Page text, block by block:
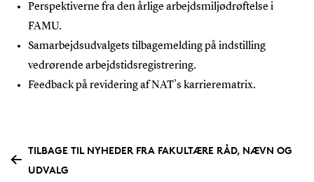
Perspektiverne fra den årlige arbejdsmiljødrøftelse i
FAMU.
Samarbejdsudvalgets tilbagemelding på indstilling
vedrørende arbejdstidsregistrering.
Feedback på revidering af NAT`s karrierematrix.
TILBAGE TIL NYHEDER FRA FAKULTÆRE RÅD, NÆVN OG
UDVALG